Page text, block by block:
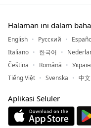
Halaman ini dalam
English Русский
Italiano
한국어
Čeština
Română
Tiếng Việt
Svenska 中
Aplikasi Seluler